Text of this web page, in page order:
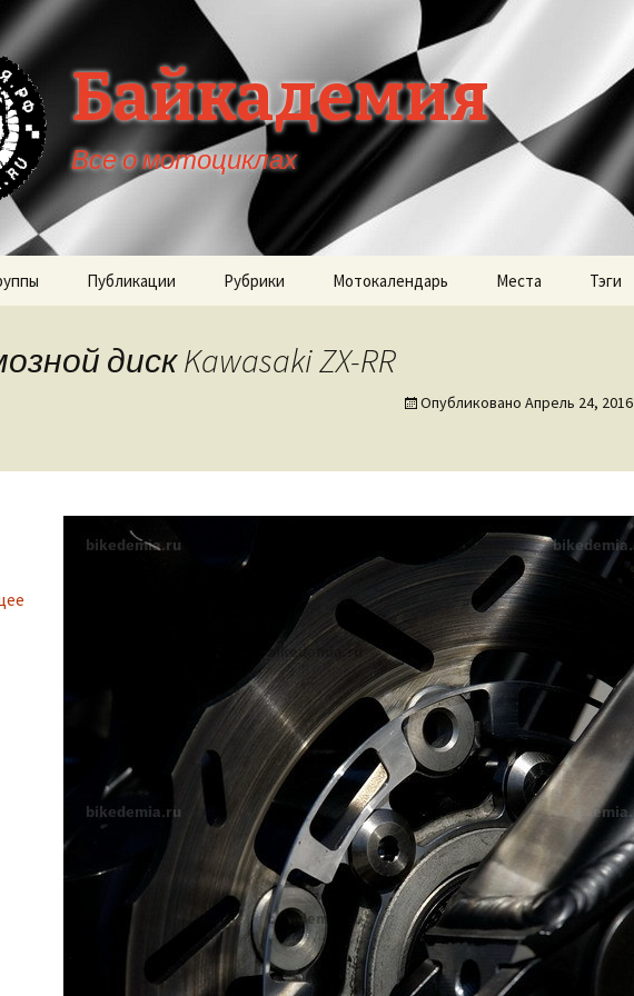
Байкадемия
Все о мотоциклах
Публикации Рубрики Мотокалендарь Места Тэги
диск Kawasaki ZX-RR
Опубликовано Апрель 24, 2016